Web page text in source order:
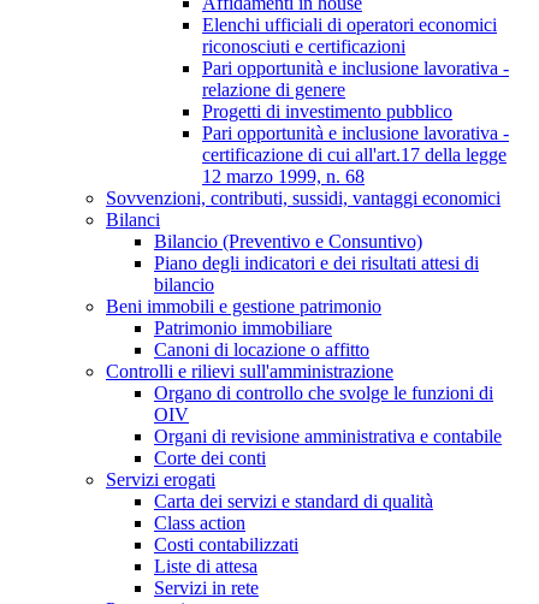
Elenchi ufficiali di operatori economici
riconosciuti e certificazioni
Pari opportunità e inclusione lavorativa -
relazione di genere
Progetti di investimento pubblico
Pari opportunità e inclusione lavorativa -
certificazione di cui all'art.17 della legge
12 marzo 1999, n. 68
Sovvenzioni, contributi, sussidi, vantaggi economici
Bilanci
Bilancio (Preventivo e Consuntivo)
Piano degli indicatori e dei risultati attesi di
bilancio
Beni immobili e gestione patrimonio
Patrimonio immobiliare
Canoni di locazione o affitto
Controlli e rilievi sull'amministrazione
Organo di controllo che svolge le funzioni di
OIV
Organi di revisione amministrativa e contabile
Corte dei conti
Servizi erogati
Carta dei servizi e standard di qualità
Class action
Costi contabilizzati
Liste di attesa
Servizi in rete